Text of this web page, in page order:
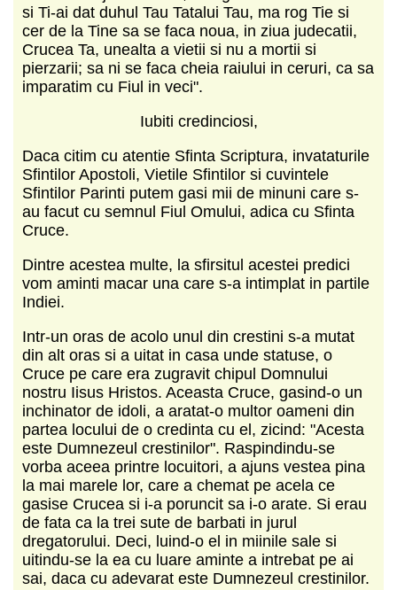
si Ti-ai dat duhul Tau Tatalui Tau, ma rog Tie si
cer de la Tine sa se faca noua, in ziua judecatii,
Crucea Ta, unealta a vietii si nu a mortii si
pierzarii; sa ni se faca cheia raiului in ceruri, ca sa
imparatim cu Fiul in veci".
Iubiti credinciosi,
Daca citim cu atentie Sfinta Scriptura, invataturile
Sfintilor Apostoli, Vietile Sfintilor si cuvintele
Sfintilor Parinti putem gasi mii de minuni care s-
au facut cu semnul Fiul Omului, adica cu Sfinta
Cruce.
Dintre acestea multe, la sfirsitul acestei predici
vom aminti macar una care s-a intimplat in partile
Indiei.
Intr-un oras de acolo unul din crestini s-a mutat
din alt oras si a uitat in casa unde statuse, o
Cruce pe care era zugravit chipul Domnului
nostru Iisus Hristos. Aceasta Cruce, gasind-o un
inchinator de idoli, a aratat-o multor oameni din
partea locului de o credinta cu el, zicind: "Acesta
este Dumnezeul crestinilor". Raspindindu-se
vorba aceea printre locuitori, a ajuns vestea pina
la mai marele lor, care a chemat pe acela ce
gasise Crucea si i-a poruncit sa i-o arate. Si erau
de fata ca la trei sute de barbati in jurul
dregatorului. Deci, luind-o el in miinile sale si
uitindu-se la ea cu luare aminte a intrebat pe ai
sai, daca cu adevarat este Dumnezeul crestinilor.